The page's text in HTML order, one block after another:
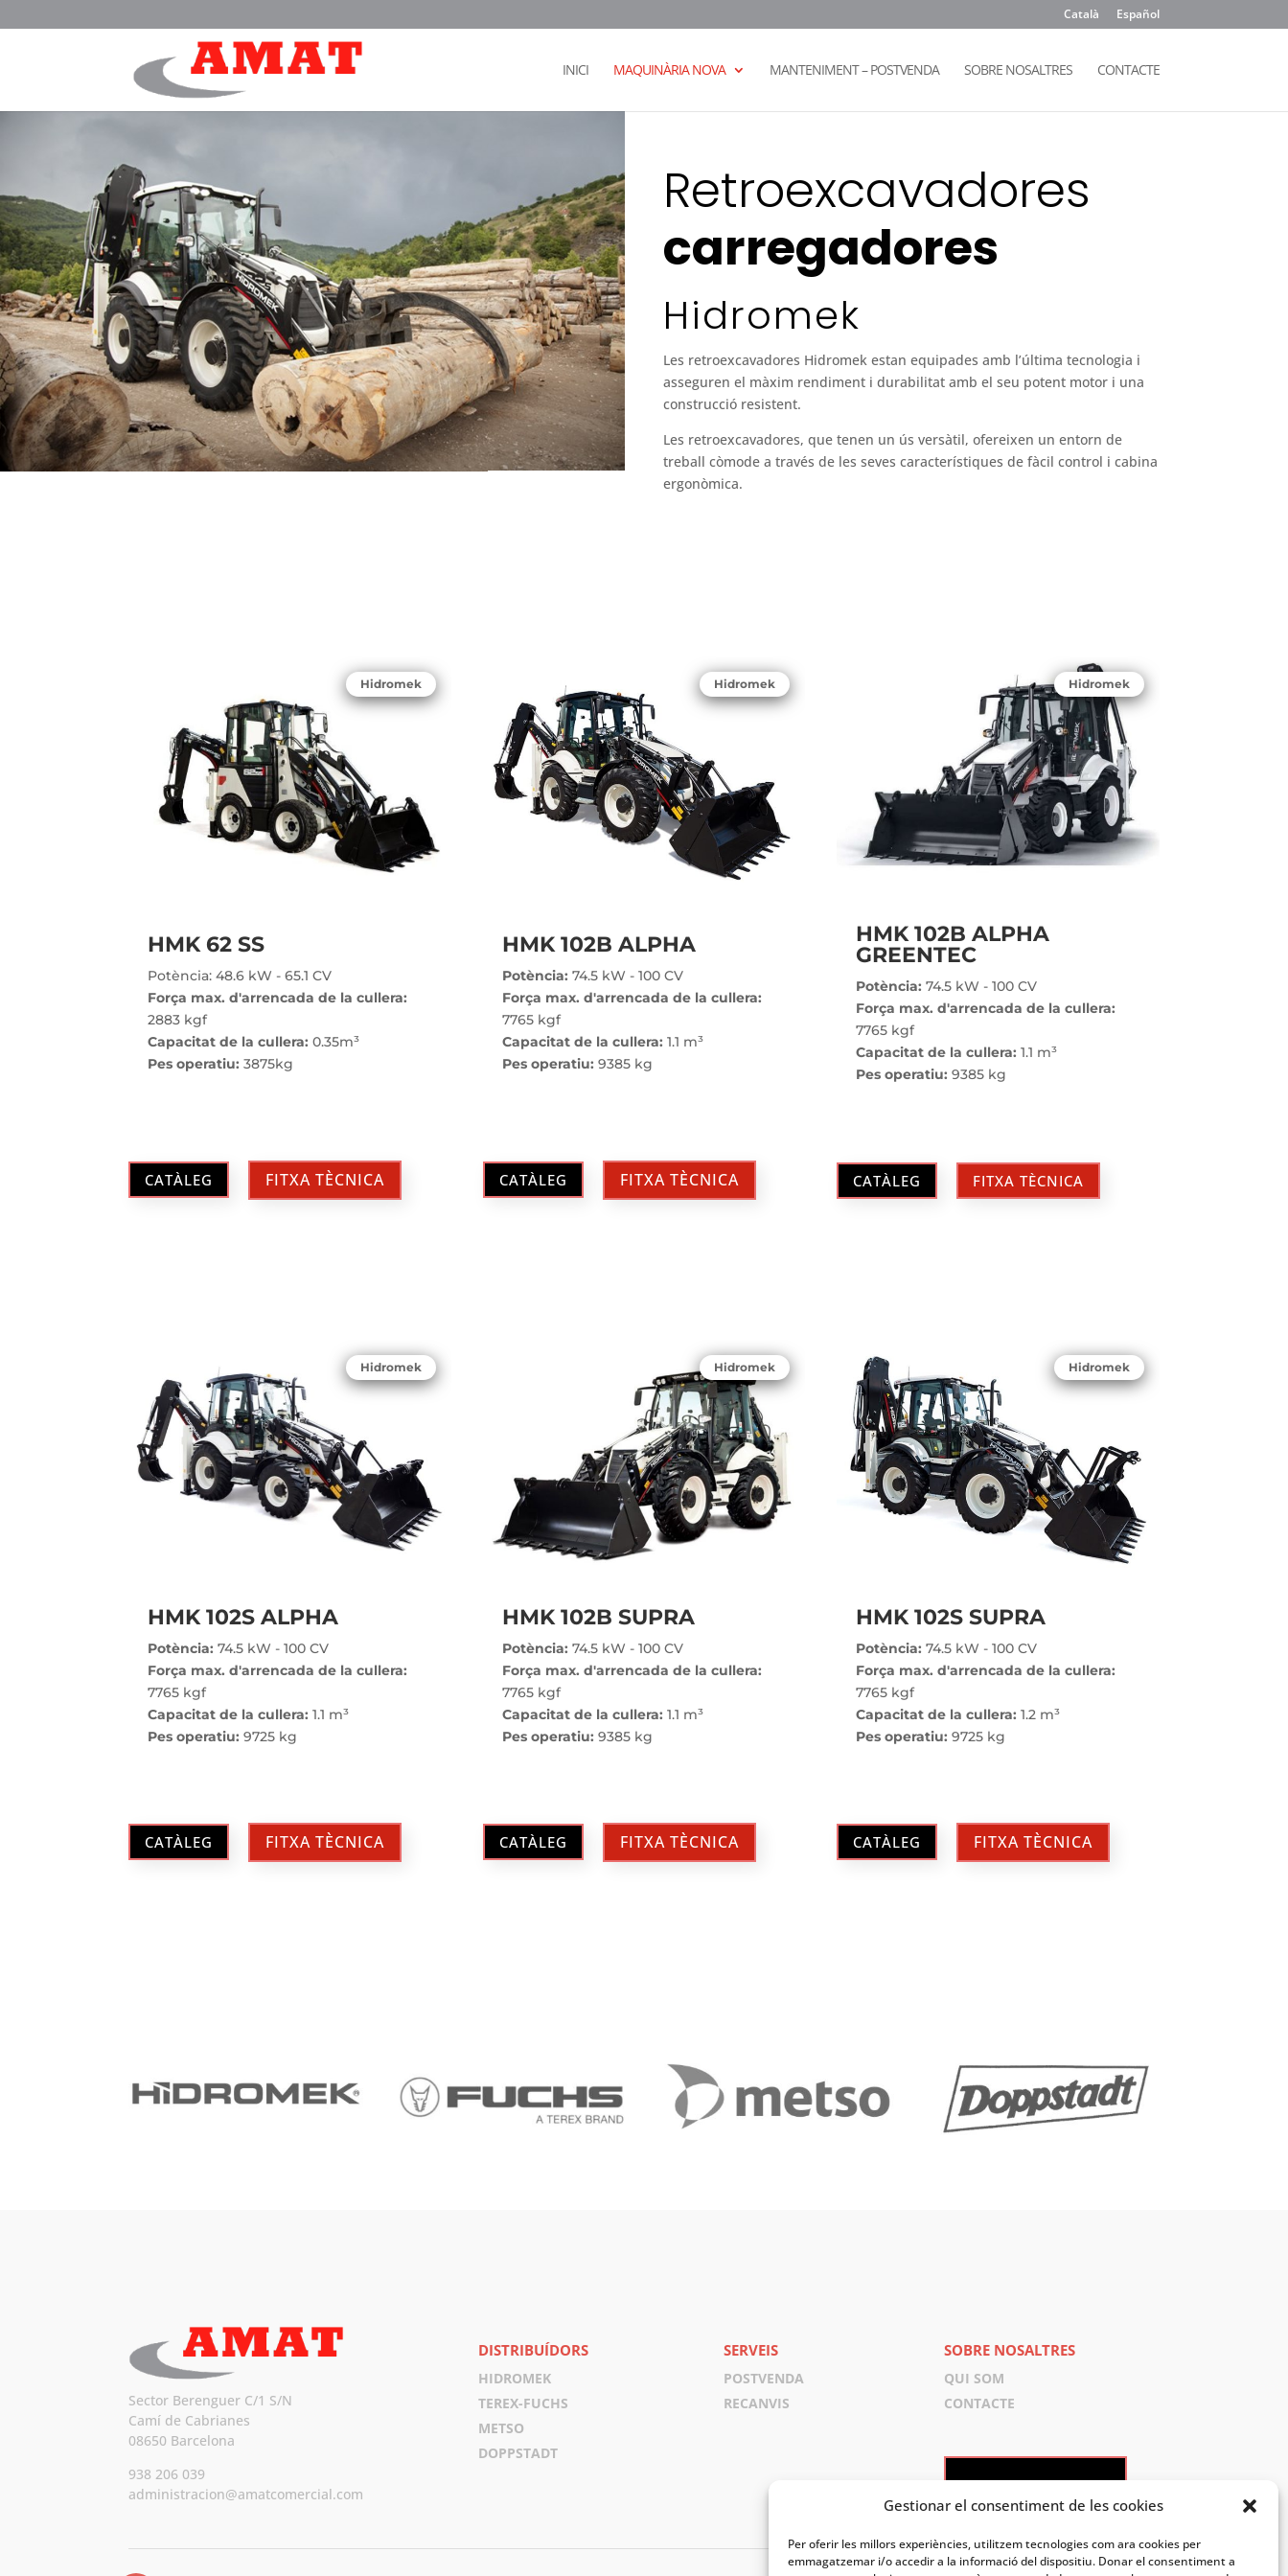
Gestionar el consentiment de les cookies
Per oferir les millors experiències, utilitzem tecnologies com ara cookies per
emmagatzemar i/o accedir a la informació del dispositiu. Donar el consentiment a
Català Español
INICI MAQUINÀRIA NOVA MANTENIMENT – POSTVENDA SOBRE NOSALTRES CONTACTE
Retroexcavadores
carregadores
Hidromek
Les retroexcavadores Hidromek estan equipades amb l’última tecnologia i
asseguren el màxim rendiment i durabilitat amb el seu potent motor i una
construcció resistent.
Les retroexcavadores, que tenen un ús versàtil, ofereixen un entorn de
treball còmode a través de les seves característiques de fàcil control i cabina
ergonòmica.
Hidromek
HMK 62 SS
Potència: 48.6 kW - 65.1 CV
Força max. d'arrencada de la cullera:
2883 kgf
Capacitat de la cullera: 0.35m³
Pes operatiu: 3875kg
CATÀLEG FITXA TÈCNICA
Hidromek
HMK 102B ALPHA
Potència: 74.5 kW - 100 CV
Força max. d'arrencada de la cullera:
7765 kgf
Capacitat de la cullera: 1.1 m³
Pes operatiu: 9385 kg
CATÀLEG FITXA TÈCNICA
Hidromek
HMK 102B ALPHA
GREENTEC
Potència: 74.5 kW - 100 CV
Força max. d'arrencada de la cullera:
7765 kgf
Capacitat de la cullera: 1.1 m³
Pes operatiu: 9385 kg
CATÀLEG FITXA TÈCNICA
Hidromek
HMK 102S ALPHA
Potència: 74.5 kW - 100 CV
Força max. d'arrencada de la cullera:
7765 kgf
Capacitat de la cullera: 1.1 m³
Pes operatiu: 9725 kg
CATÀLEG FITXA TÈCNICA
Hidromek
HMK 102B SUPRA
Potència: 74.5 kW - 100 CV
Força max. d'arrencada de la cullera:
7765 kgf
Capacitat de la cullera: 1.1 m³
Pes operatiu: 9385 kg
CATÀLEG FITXA TÈCNICA
Hidromek
HMK 102S SUPRA
Potència: 74.5 kW - 100 CV
Força max. d'arrencada de la cullera:
7765 kgf
Capacitat de la cullera: 1.2 m³
Pes operatiu: 9725 kg
CATÀLEG FITXA TÈCNICA
Sector Berenguer C/1 S/N
Camí de Cabrianes
08650 Barcelona
938 206 039
administracion@amatcomercial.com
DISTRIBUÍDORS
HIDROMEK
TEREX-FUCHS
METSO
DOPPSTADT
SERVEIS
POSTVENDA
RECANVIS
SOBRE NOSALTRES
QUI SOM
CONTACTE